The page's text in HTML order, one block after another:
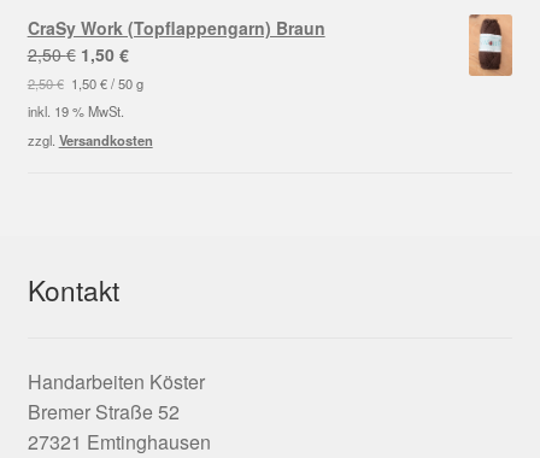
CraSy Work (Topflappengarn) Braun
2,50€ Ursprünglicher
Preis
war:
2,50 €
1,50 €Aktueller
Preis
1,50 €.
2,50€ 1,50€/50 g
inkl. 19 % MwSt.
zzgl. Versandkosten
Kontakt
Handarbeiten Köster
Bremer Straße 52
27321 Emtinghausen